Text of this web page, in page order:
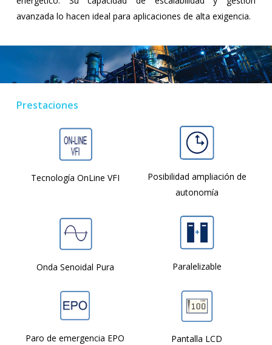
avanzada lo hacen ideal para aplicaciones de alta exigencia.
Prestaciones
Tecnología OnLine VFI
Posibilidad ampliación de
autonomía
Onda Senoidal Pura Paralelizable
Paro de emergencia EPO Pantalla LCD